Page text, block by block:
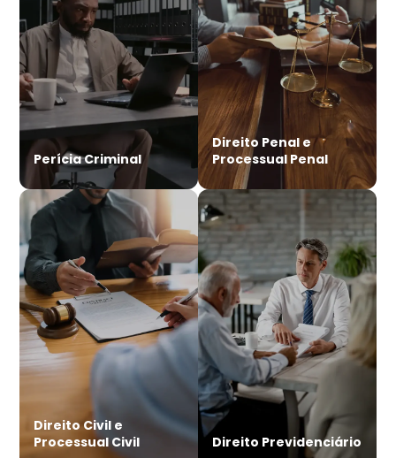
Perícia Criminal
Direito Penal e
Processual Penal
Direito Civil e
Processual Civil
Direito Previdenciário